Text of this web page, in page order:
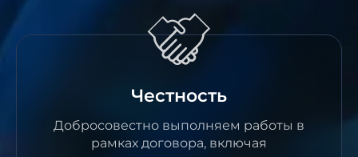
Честность
Добросовестно выполняем работы в
рамках договора, включая